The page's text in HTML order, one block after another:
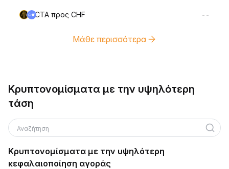
CTA προς CHF --
Μάθε περισσότερα
Κρυπτονομίσματα με την υψηλότερη
τάση
Αναζήτηση
Κρυπτονομίσματα με την υψηλότερη
κεφαλαιοποίηση αγοράς